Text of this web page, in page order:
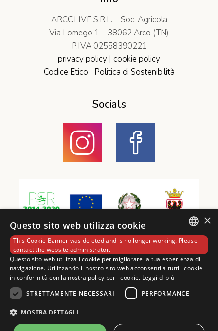
ARCOLIVE S.R.L. – Soc. Agricola
Via Lomego 1 – 38062 Arco (TN)
P.IVA 02558390221
privacy policy | cookie policy
Codice Etico | Politica di Sostenibilità
Socials
Contatti
+39 349 1614749
info@arcolive.it
ENGLISH
×
Questo sito web utilizza cookie
This Cookie Banner was deleted and is no longer working. Please
contact the website administrator.
Questo sito web utilizza i cookie per migliorare la tua esperienza di
navigazione. Utilizzando il nostro sito web acconsenti a tutti i cookie
in conformità con la nostra policy per i cookie. Leggi di più
STRETTAMENTE NECESSARI
PERFORMANCE
MOSTRA DETTAGLI